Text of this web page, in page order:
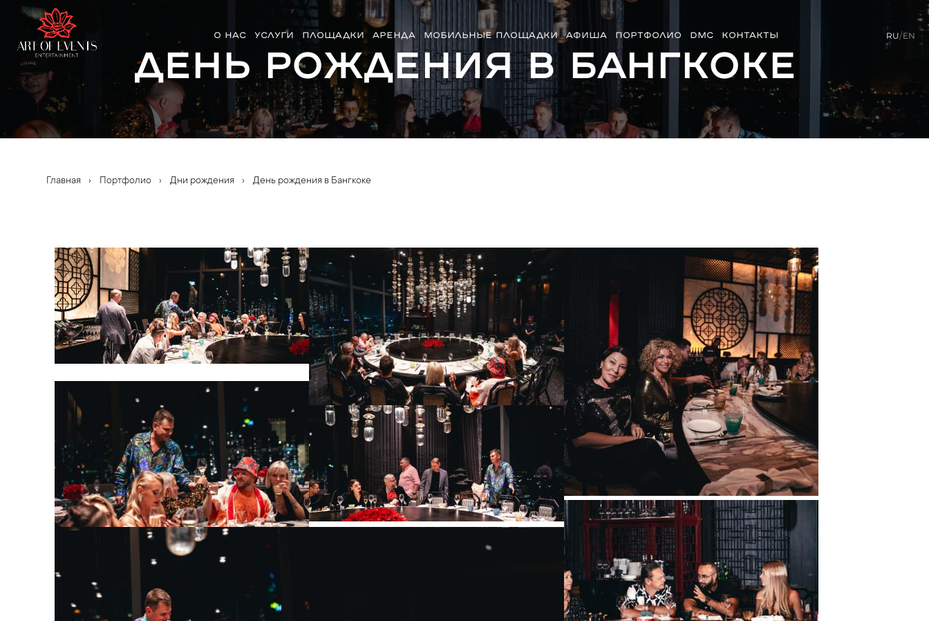
О НАС УСЛУГИ ПЛОЩАДКИ АРЕНДА МОБИЛЬНЫЕ ПЛОЩАДКИ АФИША ПОРТФОЛИО DMC КОНТАКТЫ RU/EN
День рождения в Бангкоке
Главная › Портфолио › Дни рождения › День рождения в Бангкоке